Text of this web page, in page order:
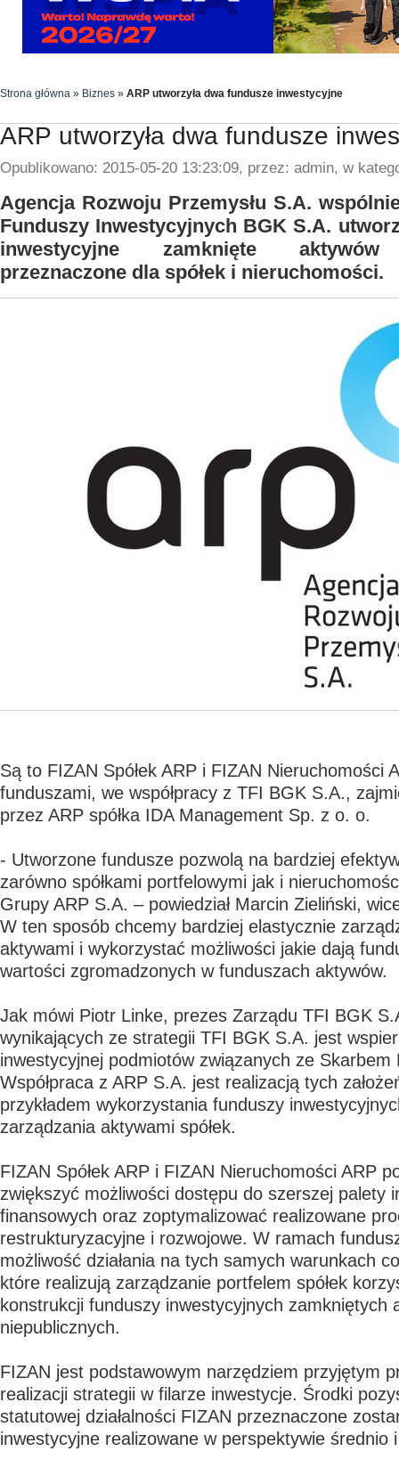
Strona główna » Biznes » ARP utworzyła dwa fundusze inwestycyjne
ARP utworzyła dwa fundusze
Opublikowano: 2015-05-20 13:23:09, przez: admin, w
Agencja Rozwoju Przemysłu S.A.
Funduszy Inwestycyjnych BGK S.A.
inwestycyjne zamknięte aktywów
przeznaczone dla spółek i nieruchomości.
Są to FIZAN Spółek ARP i FIZAN Nieruchomości
funduszami, we współpracy z TFI BGK S.A.,
przez ARP spółka IDA Management Sp. z o. o.
- Utworzone fundusze pozwolą na bardziej
zarówno spółkami portfelowymi jak i
Grupy ARP S.A. – powiedział Marcin Zieliński,
W ten sposób chcemy bardziej elastycznie
aktywami i wykorzystać możliwości jakie dają
wartości zgromadzonych w funduszach aktywów.
Jak mówi Piotr Linke, prezes Zarządu TFI BGK
wynikających ze strategii TFI BGK S.A. jest
inwestycyjnej podmiotów związanych ze Skarbem
Współpraca z ARP S.A. jest realizacją tych
przykładem wykorzystania funduszy
zarządzania aktywami spółek.
FIZAN Spółek ARP i FIZAN Nieruchomości ARP
zwiększyć możliwości dostępu do szerszej palety
finansowych oraz zoptymalizować realizowane
restrukturyzacyjne i rozwojowe. W ramach
możliwość działania na tych samych warunkach
które realizują zarządzanie portfelem spółek
konstrukcji funduszy inwestycyjnych zamkniętych
niepublicznych.
FIZAN jest podstawowym narzędziem przyjętym
realizacji strategii w filarze inwestycje. Środki
statutowej działalności FIZAN przeznaczone
inwestycyjne realizowane w perspektywie średnio